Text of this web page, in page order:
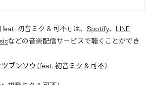
初音ミク & 可不)」は、 Spotify、 LINE
などの音楽配信サービスで聴くことができ
ツブンソウ (feat. 初音ミク & 可不)